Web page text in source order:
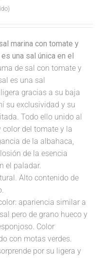
marina con tomate y
una sal única en el
de sal con tomate y
es una sal
gracias a su baja
su exclusividad y su
Todo ello unido al
color del tomate y la
de la albahaca,
de la esencia
el paladar.
Alto contenido de
apariencia similar a
pero de grano hueco y
Color
con motas verdes.
por su ligera y